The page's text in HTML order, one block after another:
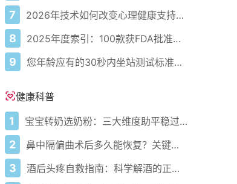
7 2026年技术如何改变心理健康支持的获取方式
8 2025年度索引：100款获FDA批准的AI驱动医疗设备
9 您年龄应有的30秒内坐站测试标准次数
健康科普
1 宝宝转奶选奶粉：三大维度助平稳过渡
2 鼻中隔偏曲术后多久能恢复？关键看这几点
3 酒后头疼自救指南：科学解酒的正确打开方式